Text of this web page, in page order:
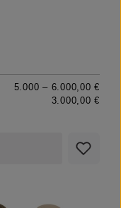
5.000 – 6.000,00 €
3.000,00 €